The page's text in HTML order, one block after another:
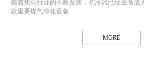
随着焦化行业的不断发展，初冷器已经逐渐成
款重要煤气净化设备
MORE